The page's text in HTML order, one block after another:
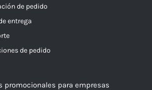
de pedido
entrega
de pedido
promocionales para empresas